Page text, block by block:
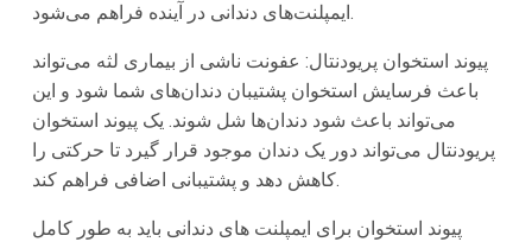
ایمپلنت‌های دندانی در آینده فراهم می‌شود.
پیوند استخوان پریودنتال: عفونت ناشی از بیماری لثه می‌تواند
باعث فرسایش استخوان پشتیبان دندان‌های شما شود و این
می‌تواند باعث شود دندان‌ها شل شوند. یک پیوند استخوان
پریودنتال می‌تواند دور یک دندان موجود قرار گیرد تا حرکتی را
کاهش دهد و پشتیبانی اضافی فراهم کند.
پیوند استخوان برای ایمپلنت های دندانی باید به طور کامل